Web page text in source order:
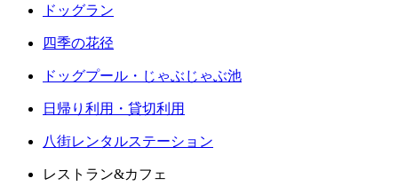
ドッグラン
四季の花径
ドッグプール・じゃぶじゃぶ池
日帰り利用・貸切利用
八街レンタルステーション
レストラン&カフェ